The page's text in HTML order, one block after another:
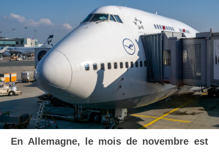
En Allemagne, le mois de novembre est